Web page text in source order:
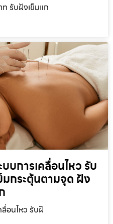
รับฝังเข็มแก
การเคลื่อนไหว รับ
มกระตุ้นตามจุด ฝัง
อนไหว รับฝั